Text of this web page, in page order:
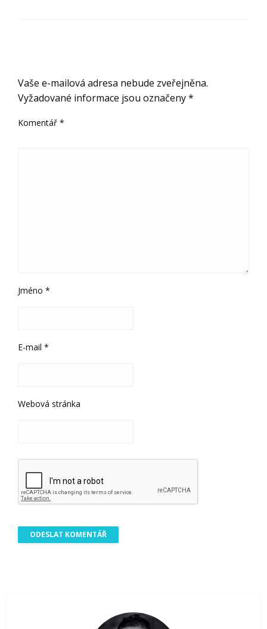
Vaše e-mailová adresa nebude zveřejněna.
Vyžadované informace jsou označeny*
Komentář *
Jméno *
E-mail *
Webová stránka